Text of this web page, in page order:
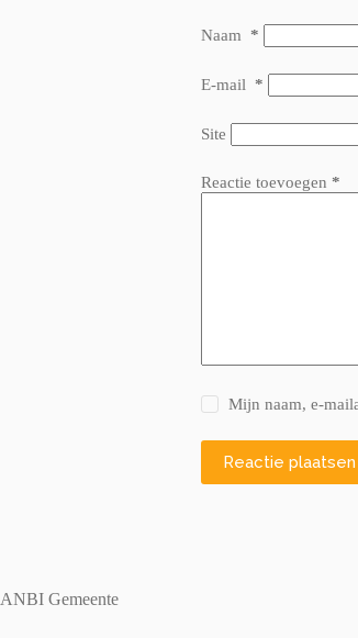
Naam *
E-mail *
Site
Reactie toevoegen *
Mijn naam, e-
Reactie plaatsen
ANBI Gemeente